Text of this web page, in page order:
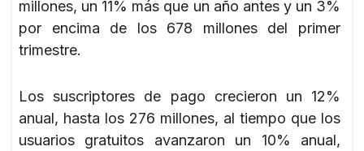
millones, un 11% más que un año antes y un 3%
por encima de los 678 millones del primer
trimestre.
Los suscriptores de pago crecieron un 12%
anual, hasta los 276 millones, al tiempo que los
usuarios gratuitos avanzaron un 10% anual,